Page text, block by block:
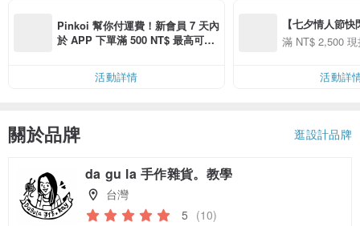
Pinkoi 幫你付運費！新會員 7 天內
於 APP 下單滿 500 NT$ 最高可折
活動詳情
【七夕情人節
用 APP 購買任
00 現折 NT$100
滿 NT$ 2,500
活動詳
關於品牌 逛設計品牌
da gu la 手作雜貨。教學
台灣
5 (10)